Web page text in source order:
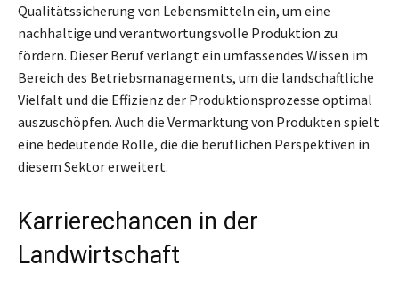
Qualitätssicherung von Lebensmitteln ein, um eine
nachhaltige und verantwortungsvolle Produktion zu
fördern. Dieser Beruf verlangt ein umfassendes Wissen im
Bereich des Betriebsmanagements, um die landschaftliche
Vielfalt und die Effizienz der Produktionsprozesse optimal
auszuschöpfen. Auch die Vermarktung von Produkten spielt
eine bedeutende Rolle, die die beruflichen Perspektiven in
diesem Sektor erweitert.
Karrierechancen in der
Landwirtschaft